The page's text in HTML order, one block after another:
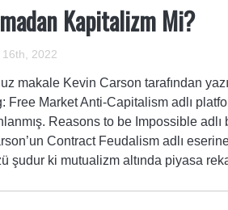
Kapitalizm Mi?
2022
makale Kevin Carson tarafından
Market Anti-Capitalism adlı
Reasons to be Impossible adlı
Contract Feudalism adlı
şudur ki mutualizm altında piyasa